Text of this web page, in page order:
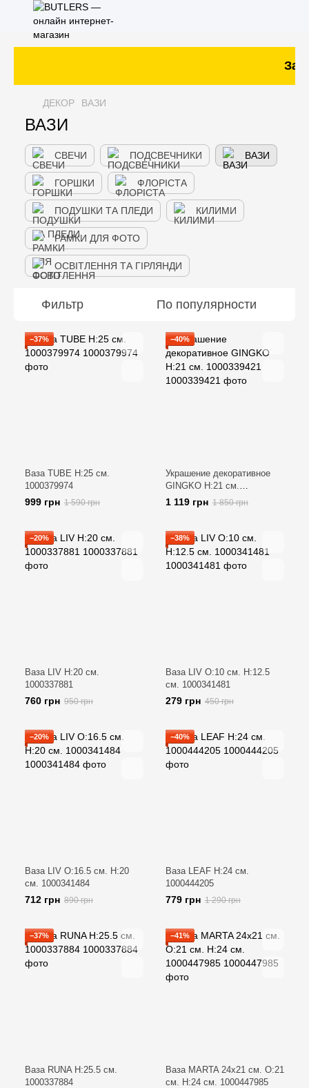
ДЕКОР ВАЗИ
ВАЗИ
СВЕЧИ ПОДСВЕЧНИКИ ВАЗИ
ГОРШКИ ФЛОРІСТА
ПОДУШКИ ТА ПЛЕДИ КИЛИМИ
РАМКИ ДЛЯ ФОТО
ОСВІТЛЕННЯ ТА ГІРЛЯНДИ
Фильтр По популярности
−37%
Ваза TUBE H:25 см.
1000379974
999 грн 1 590 грн
−40%
Украшение декоративное
GINGKO H:21 см.
1000339421
1 119 грн 1 850 грн
−20%
Ваза LIV H:20 см.
1000337881
760 грн 950 грн
−38%
Ваза LIV O:10 см. H:12.5
см. 1000341481
279 грн 450 грн
−20%
Ваза LIV O:16.5 см. H:20
см. 1000341484
712 грн 890 грн
−40%
Ваза LEAF H:24 см.
1000444205
779 грн 1 290 грн
−37%
Ваза RUNA H:25.5 см.
1000337884
−41%
Ваза MARTA 24х21 см. O:21
см. H:24 см. 1000447985